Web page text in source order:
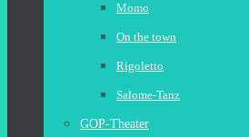
Momo
On the town
Rigoletto
Salome-Tanz
GOP-Theater